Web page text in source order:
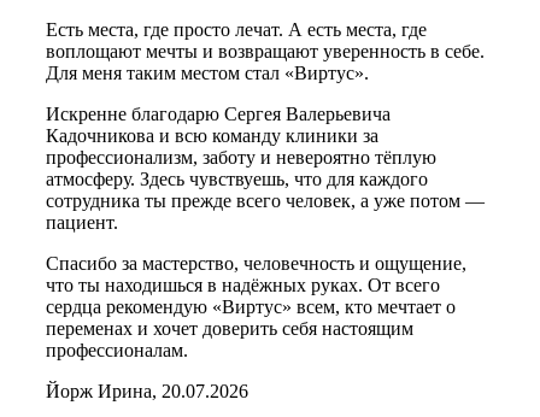
Есть места, где просто лечат. А есть места, где
воплощают мечты и возвращают уверенность в себе.
Для меня таким местом стал «Виртус».
Искренне благодарю Сергея Валерьевича
Кадочникова и всю команду клиники за
профессионализм, заботу и невероятно тёплую
атмосферу. Здесь чувствуешь, что для каждого
сотрудника ты прежде всего человек, а уже потом —
пациент.
Спасибо за мастерство, человечность и ощущение,
что ты находишься в надёжных руках. От всего
сердца рекомендую «Виртус» всем, кто мечтает о
переменах и хочет доверить себя настоящим
профессионалам.
Йорж Ирина, 20.07.2026